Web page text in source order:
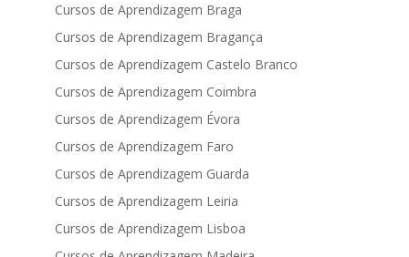
Cursos de Aprendizagem Braga
Cursos de Aprendizagem Bragança
Cursos de Aprendizagem Castelo Branco
Cursos de Aprendizagem Coimbra
Cursos de Aprendizagem Évora
Cursos de Aprendizagem Faro
Cursos de Aprendizagem Guarda
Cursos de Aprendizagem Leiria
Cursos de Aprendizagem Lisboa